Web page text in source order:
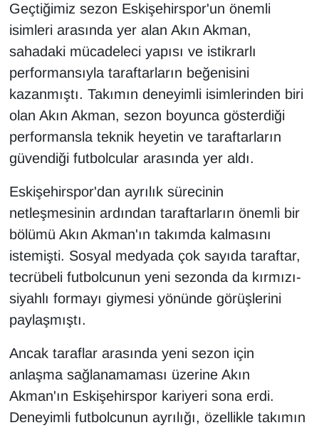
Geçtiğimiz sezon Eskişehirspor'un önemli
isimleri arasında yer alan Akın Akman,
sahadaki mücadeleci yapısı ve istikrarlı
performansıyla taraftarların beğenisini
kazanmıştı. Takımın deneyimli isimlerinden biri
olan Akın Akman, sezon boyunca gösterdiği
performansla teknik heyetin ve taraftarların
güvendiği futbolcular arasında yer aldı.
Eskişehirspor'dan ayrılık sürecinin
netleşmesinin ardından taraftarların önemli bir
bölümü Akın Akman'ın takımda kalmasını
istemişti. Sosyal medyada çok sayıda taraftar,
tecrübeli futbolcunun yeni sezonda da kırmızı-
siyahlı formayı giymesi yönünde görüşlerini
paylaşmıştı.
Ancak taraflar arasında yeni sezon için
anlaşma sağlanamaması üzerine Akın
Akman'ın Eskişehirspor kariyeri sona erdi.
Deneyimli futbolcunun ayrılığı, özellikle takımın